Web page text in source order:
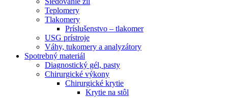
Teplomery
Tlakomery
Príslušenstvo – tlakomer
USG prístroje
Váhy, tukomery a analyzátory
Spotrebný materiál
Diagnostický gél, pasty
Chirurgické výkony
Chirurgické krytie
Krytie na stôl